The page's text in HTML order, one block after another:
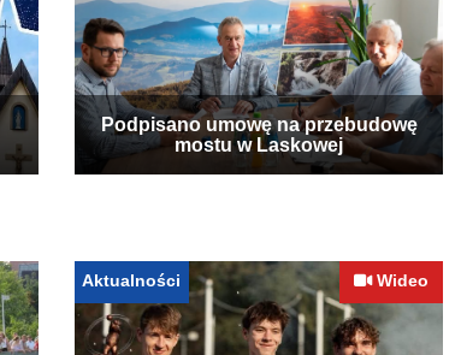
Podpisano umowę na przebudowę
mostu w Laskowej
Aktualności Wideo